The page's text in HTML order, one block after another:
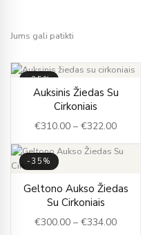
Jums gali patikti
-35%
Auksinis Žiedas Su
Cirkoniais
€310.00 – €322.00
range:
through
-35%
Geltono Aukso Žiedas
Su Cirkoniais
€300.00 – €334.00
range:
through